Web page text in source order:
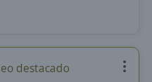
destacado